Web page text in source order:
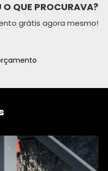
O QUE PROCURAVA?
grátis agora mesmo!